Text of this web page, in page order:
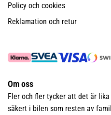
Policy och cookies
Reklamation och retur
Om oss
Fler och fler tycker att det är
säkert i bilen som resten av